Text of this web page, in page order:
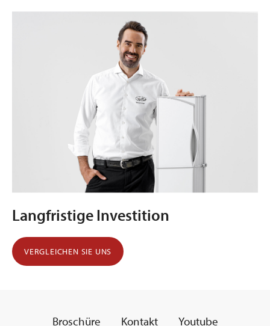
Langfristige Investition
VERGLEICHEN SIE UNS
Broschüre Kontakt Youtube